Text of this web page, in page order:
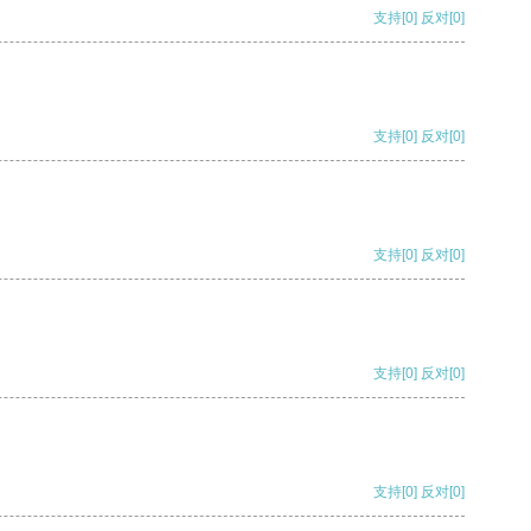
支持[0] 反对[0]
支持[0] 反对[0]
支持[0] 反对[0]
支持[0] 反对[0]
支持[0] 反对[0]